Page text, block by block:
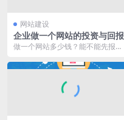
网站建设
企业做一个网站的投资与回报
做一个网站多少钱？能不能先报个
也很难答复，太笼统了...